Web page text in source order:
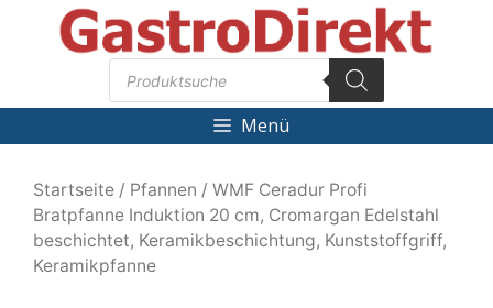
Products
search
Menü
Startseite / Pfannen / WMF Ceradur Profi
Bratpfanne Induktion 20 cm, Cromargan Edelstahl
beschichtet, Keramikbeschichtung, Kunststoffgriff,
Keramikpfanne